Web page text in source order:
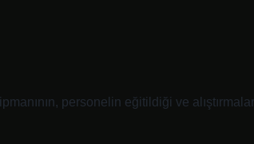
personelin eğitildiği ve